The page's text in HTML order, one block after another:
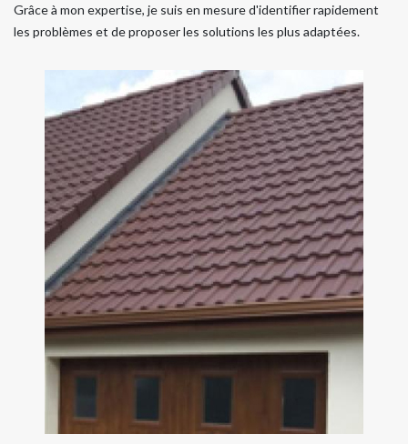
Grâce à mon expertise, je suis en mesure d'identifier rapidement
les problèmes et de proposer les solutions les plus adaptées.